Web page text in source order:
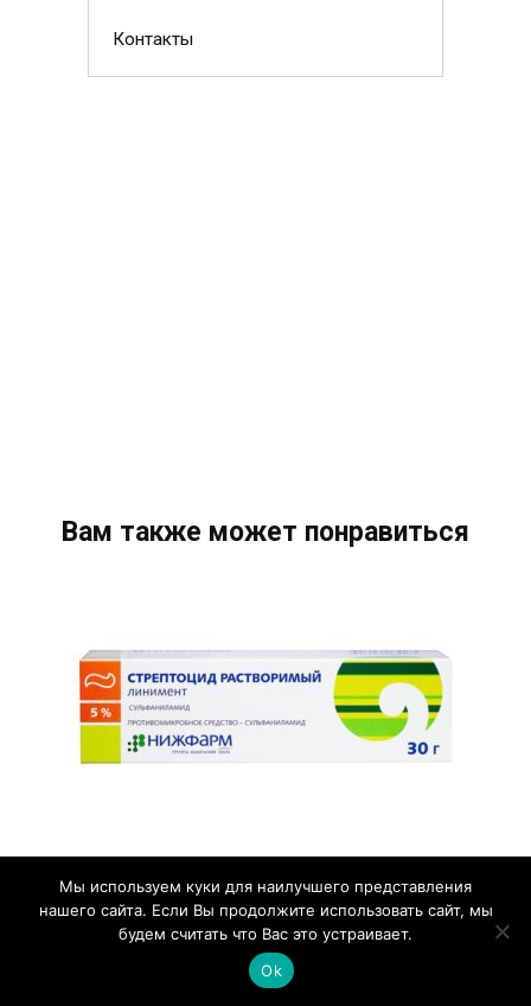
Контакты
Вам также может понравиться
инструкция и рекомендации по
применению, для чего используется,
обзор аналогов и отзывы
Стрептоцидовая мазь — лекарственное
Мы используем куки для наилучшего представления
нашего сайта. Если Вы продолжите использовать сайт, мы
будем считать что Вас это устраивает.
Ok